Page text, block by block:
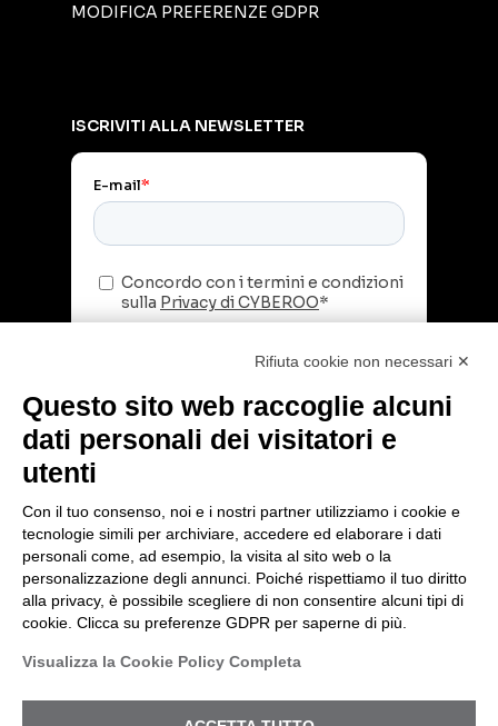
MODIFICA PREFERENZE GDPR
ISCRIVITI ALLA NEWSLETTER
© 2026 Cyberoo.
Sede Legale: via Brigata Reggio, 37 – 42124
Reggio Emilia (RE) – PEC
amministrazione@pec.cyberoo.com
fiscale e P.IVA 04318950286 – R.E.A. RE
- Registro Nazionale degli
VITTIMA DI UN INCIDENTE?
Rifiuta cookie non necessari ✕
Questo sito web raccoglie alcuni
dati personali dei visitatori e
utenti
Con il tuo consenso, noi e i nostri partner utilizziamo i cookie e
tecnologie simili per archiviare, accedere ed elaborare i dati
personali come, ad esempio, la visita al sito web o la
personalizzazione degli annunci. Poiché rispettiamo il tuo diritto
alla privacy, è possibile scegliere di non consentire alcuni tipi di
cookie. Clicca su preferenze GDPR per saperne di più.
Visualizza la Cookie Policy Completa